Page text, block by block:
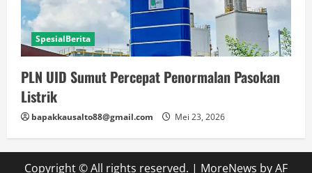
SpesialBerita
PLN UID Sumut Percepat Penormalan Pasokan
Listrik
bapakkausalto88@gmail.com Mei 23, 2026
Copyright © All rights reserved. | MoreNews by AF